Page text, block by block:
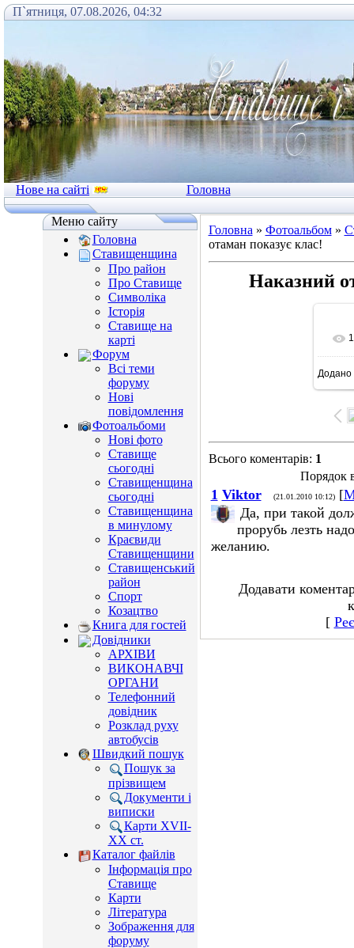
П`ятниця, 07.08.2026, 04:32
Нове на сайті Головна
Меню сайту
Головна
Ставищенщина
Про район
Про Ставище
Символіка
Історія
Ставище на
карті
Форум
Всі теми
форуму
Нові
повідомлення
Фотоальбоми
Нові фото
Ставище
сьогодні
Ставищенщина
сьогодні
Ставищенщина
в минулому
Краєвиди
Ставищенщини
Ставищенський
район
Спорт
Козацтво
Книга для гостей
Довідники
АРХІВИ
ВИКОНАВЧІ
ОРГАНИ
Телефонний
довідник
Розклад руху
автобусів
Швидкий пошук
Пошук за
прізвищем
Документи і
виписки
Карти XVII-
XX ст.
Каталог файлів
Інформація про
Ставище
Карти
Література
Зображення для
форуму
Головна » Фотоальбом»
отаман показує клас!
Наказний
Додано
Всього коментарів: 1
Порядок
1 Viktor (21.01.2010 10:12)[
Да, при такой
прорубь лезть
желанию.
Додавати
[